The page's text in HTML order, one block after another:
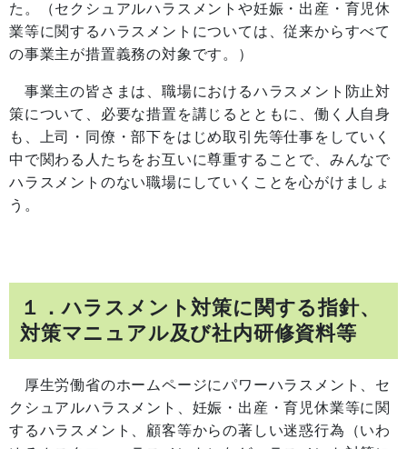
た。（セクシュアルハラスメントや妊娠・出産・育児休
業等に関するハラスメントについては、従来からすべて
の事業主が措置義務の対象です。）
事業主の皆さまは、職場におけるハラスメント防止対
策について、必要な措置を講じるとともに、働く人自身
も、上司・同僚・部下をはじめ取引先等仕事をしていく
中で関わる人たちをお互いに尊重することで、みんなで
ハラスメントのない職場にしていくことを心がけましょ
う。
１．ハラスメント対策に関する指針、
対策マニュアル及び社内研修資料等
厚生労働省のホームページにパワーハラスメント、セ
クシュアルハラスメント、妊娠・出産・育児休業等に関
するハラスメント、顧客等からの著しい迷惑行為（いわ